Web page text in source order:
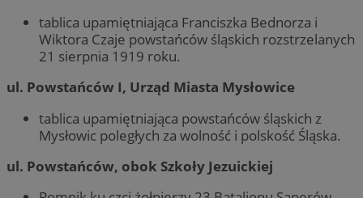
tablica upamiętniająca Franciszka Bednorza i
Wiktora Czaje powstańców śląskich rozstrzelanych
21 sierpnia 1919 roku.
ul. Powstańców I, Urząd Miasta Mysłowice
tablica upamiętniająca powstańców śląskich z
Mysłowic poległych za wolność i polskość Śląska.
ul. Powstańców, obok Szkoły Jezuickiej